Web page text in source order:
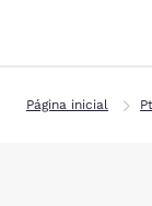
Página inicial